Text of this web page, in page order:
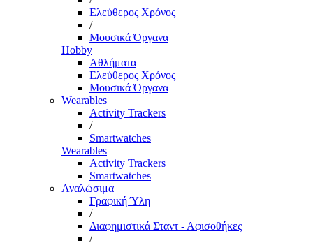
Ελεύθερος Χρόνος
/
Μουσικά Όργανα
Hobby
Αθλήματα
Ελεύθερος Χρόνος
Μουσικά Όργανα
Wearables
Activity Trackers
/
Smartwatches
Wearables
Activity Trackers
Smartwatches
Αναλώσιμα
Γραφική Ύλη
/
Διαφημιστικά Σταντ - Αφισοθήκες
/